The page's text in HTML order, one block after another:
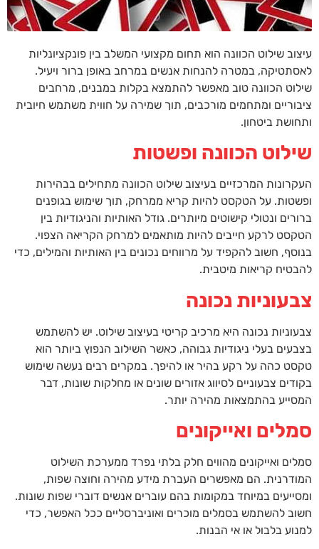
עיצוב שילוט הכוונה הוא תחום מקצועי המשלב בין פונקציונליות
לאסתטיקה, במטרה להנחות אנשים במרחב באופן ברור ויעיל.
שילוט הכוונה טוב מאפשר להתמצא בקלות במבנים, מרחבים
ציבוריים ומתחמים מורכבים, תוך שמירה על חווית משתמש חיובית
ותחושת ביטחון.
שילוט הכוונה ופשטות
העקרונות המרכזיים בעיצוב שילוט הכוונה מתחילים בבהירות
ופשטות. על הטקסט להיות קריא ממרחק, תוך שימוש בגופנים
ברורים ונטולי קישוטים מיותרים. גודל האותיות והניגודיות בין
הטקסט לרקע חייבים להיות מותאמים למרחק הקריאה הצפוי.
בנוסף, חשוב להקפיד על מרווחים נכונים בין האותיות והמילים, כדי
להבטיח קריאות מיטבית.
צבעוניות נכונה
צבעוניות נכונה היא מרכיב קריטי בעיצוב שילוט. יש להשתמש
בצבעים בעלי ניגודיות גבוהה, כאשר השילוב הנפוץ ביותר הוא
טקסט כהה על רקע בהיר או להיפך. במקרים רבים נעשה שימוש
בקודים צבעוניים לסיווג אזורים שונים או מחלקות שונות, דבר
המסייע בהתמצאות מהירה יותר.
סמלים ואייקונים
סמלים ואייקונים מהווים חלק בלתי נפרד ממערכת השילוט
המודרנית. הם מאפשרים העברת מידע מהירה וחוצה שפות,
ומסייעים במיוחד במקומות בהם עוברים אנשים דוברי שפות שונות.
חשוב להשתמש בסמלים מוכרים ואוניברסליים ככל האפשר, כדי
למנוע בלבול או אי הבנות.